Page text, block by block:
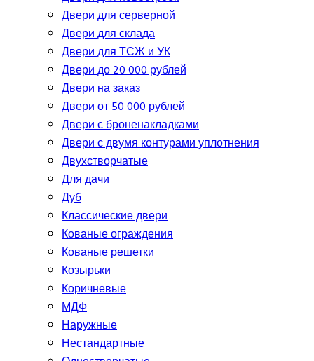
Двери для серверной
Двери для склада
Двери для ТСЖ и УК
Двери до 20 000 рублей
Двери на заказ
Двери от 50 000 рублей
Двери с броненакладками
Двери с двумя контурами уплотнения
Двухстворчатые
Для дачи
Дуб
Классические двери
Кованые ограждения
Кованые решетки
Козырьки
Коричневые
МДФ
Наружные
Нестандартные